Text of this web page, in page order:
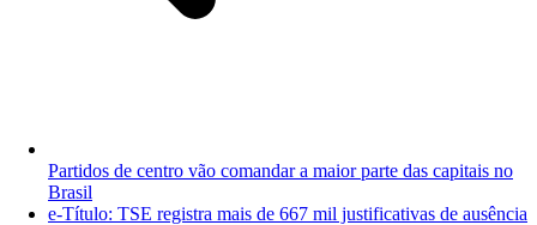
Partidos de centro vão comandar a maior parte das capitais no
Brasil
e-Título: TSE registra mais de 667 mil justificativas de ausência